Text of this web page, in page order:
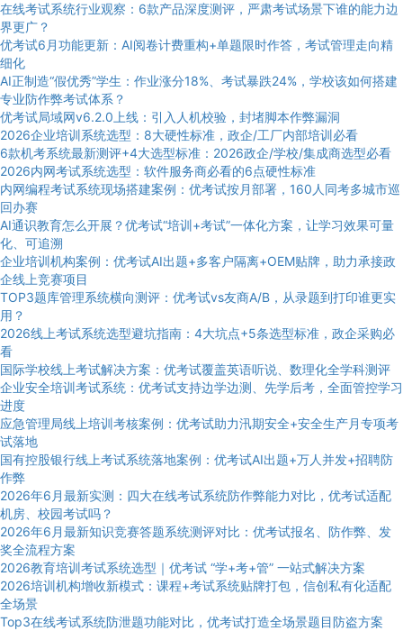
在线考试系统行业观察：6款产品深度测评，严肃考试场景下谁的能力边
界更广？
优考试6月功能更新：AI阅卷计费重构+单题限时作答，考试管理走向精
细化
AI正制造“假优秀”学生：作业涨分18%、考试暴跌24%，学校该如何搭建
专业防作弊考试体系？
优考试局域网v6.2.0上线：引入人机校验，封堵脚本作弊漏洞
2026企业培训系统选型：8大硬性标准，政企/工厂内部培训必看
6款机考系统最新测评+4大选型标准：2026政企/学校/集成商选型必看
2026内网考试系统选型：软件服务商必看的6点硬性标准
内网编程考试系统现场搭建案例：优考试按月部署，160人同考多城市巡
回办赛
AI通识教育怎么开展？优考试“培训+考试”一体化方案，让学习效果可量
化、可追溯
企业培训机构案例：优考试AI出题+多客户隔离+OEM贴牌，助力承接政
企线上竞赛项目
TOP3题库管理系统横向测评：优考试vs友商A/B，从录题到打印谁更实
用？
2026线上考试系统选型避坑指南：4大坑点+5条选型标准，政企采购必
看
国际学校线上考试解决方案：优考试覆盖英语听说、数理化全学科测评
企业安全培训考试系统：优考试支持边学边测、先学后考，全面管控学习
进度
应急管理局线上培训考核案例：优考试助力汛期安全+安全生产月专项考
试落地
国有控股银行线上考试系统落地案例：优考试AI出题+万人并发+招聘防
作弊
2026年6月最新实测：四大在线考试系统防作弊能力对比，优考试适配
机房、校园考试吗？
2026年6月最新知识竞赛答题系统测评对比：优考试报名、防作弊、发
奖全流程方案
2026教育培训考试系统选型｜优考试 “学+考+管” 一站式解决方案
2026培训机构增收新模式：课程+考试系统贴牌打包，信创私有化适配
全场景
Top3在线考试系统防泄题功能对比，优考试打造全场景题目防盗方案